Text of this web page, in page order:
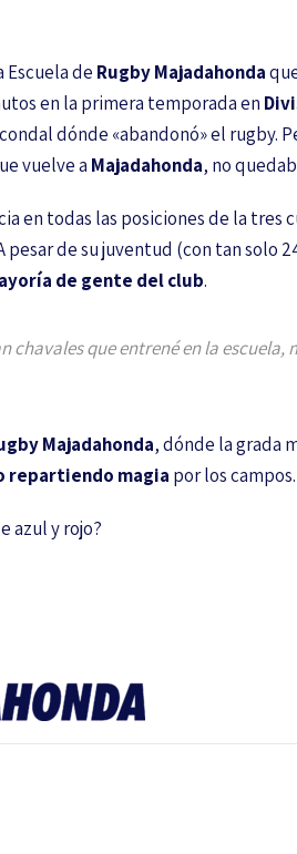
de Rugby Majadahonda
en la primera temporada en
dónde «abandonó» el rugby.
vuelve a Majadahonda, no
en todas las posiciones de la tres
de su juventud (con tan solo
de gente del club.
chavales que entrené en la escuela,
Majadahonda, dónde la grada
repartiendo magia por los campos.
azul y rojo?